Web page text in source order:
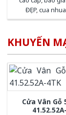
ĐẸP,cua
KHUYẾN
Cửa Vân Gỗ